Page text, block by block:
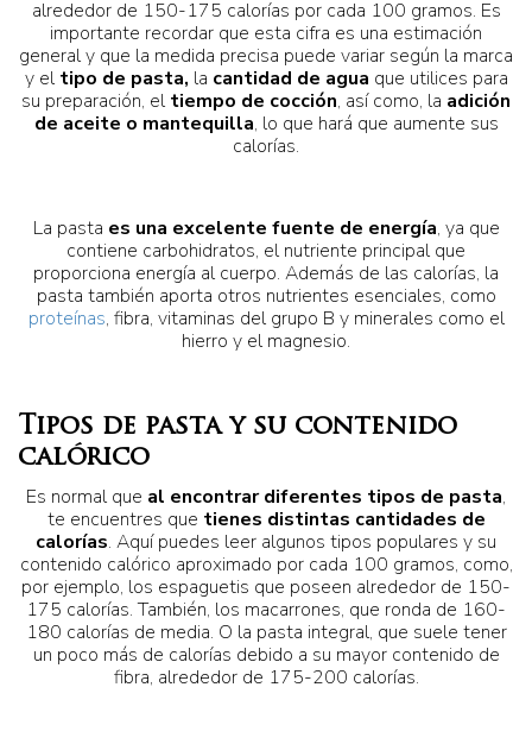
alrededor de 150-175 calorías por cada 100 gramos. Es
importante recordar que esta cifra es una estimación
general y que la medida precisa puede variar según la marca
y el tipo de pasta, la cantidad de agua que utilices para
su preparación, el tiempo de cocción, así como, la adición
de aceite o mantequilla, lo que hará que aumente sus
calorías.
La pasta es una excelente fuente de energía, ya que
contiene carbohidratos, el nutriente principal que
proporciona energía al cuerpo. Además de las calorías, la
pasta también aporta otros nutrientes esenciales, como
proteínas, fibra, vitaminas del grupo B y minerales como el
hierro y el magnesio.
Tipos de pasta y su contenido
calórico
Es normal que al encontrar diferentes tipos de pasta,
te encuentres que tienes distintas cantidades de
calorías. Aquí puedes leer algunos tipos populares y su
contenido calórico aproximado por cada 100 gramos, como,
por ejemplo, los espaguetis que poseen alrededor de 150-
175 calorías. También, los macarrones, que ronda de 160-
180 calorías de media. O la pasta integral, que suele tener
un poco más de calorías debido a su mayor contenido de
fibra, alrededor de 175-200 calorías.